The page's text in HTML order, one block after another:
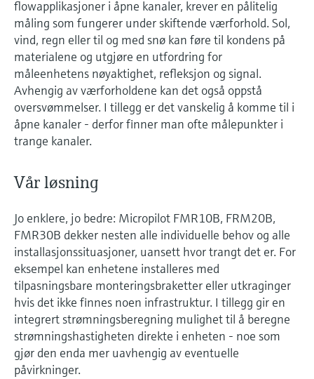
flowapplikasjoner i åpne kanaler, krever en pålitelig
måling som fungerer under skiftende værforhold. Sol,
vind, regn eller til og med snø kan føre til kondens på
materialene og utgjøre en utfordring for
måleenhetens nøyaktighet, refleksjon og signal.
Avhengig av værforholdene kan det også oppstå
oversvømmelser. I tillegg er det vanskelig å komme til i
åpne kanaler - derfor finner man ofte målepunkter i
trange kanaler.
Vår løsning
Jo enklere, jo bedre: Micropilot FMR10B, FRM20B,
FMR30B dekker nesten alle individuelle behov og alle
installasjonssituasjoner, uansett hvor trangt det er. For
eksempel kan enhetene installeres med
tilpasningsbare monteringsbraketter eller utkraginger
hvis det ikke finnes noen infrastruktur. I tillegg gir en
integrert strømningsberegning mulighet til å beregne
strømningshastigheten direkte i enheten - noe som
gjør den enda mer uavhengig av eventuelle
påvirkninger.